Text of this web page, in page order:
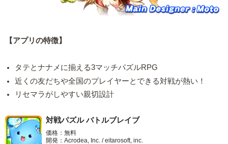
【アプリの特徴】
タテとナナメに揃える3マッチパズルRPG
近くの友だちや全国のプレイヤーとできる対戦が熱い！
リセマラがしやすい親切設計
対戦パズル バトルブレイブ
価格：無料
開発：Acrodea, Inc. / eitarosoft, inc.